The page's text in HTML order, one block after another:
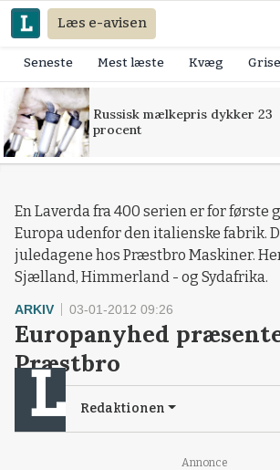
Læs e-avisen
Seneste Mest læste Kvæg Grise
Russisk mælkepris dykker 23
procent
Annonce
ARKIV 03-01-2012 09:26
Europanyhed
Præstbro
En Laverda fra 400 serien er for første
Europa udenfor den italienske fabrik.
juledagene hos Præstbro Maskiner.
Sjælland, Himmerland - og Sydafrika.
Redaktionen